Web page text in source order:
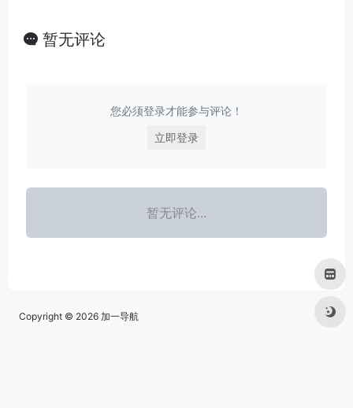
暂无评论
您必须登录才能参与评论！
立即登录
暂无评论...
Copyright © 2026 加一导航